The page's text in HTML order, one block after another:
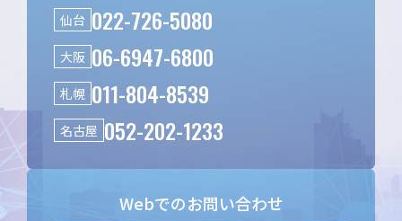
仙台 022-726-5080
大阪 06-6947-6800
札幌 011-804-8539
名古屋 052-202-1233
Webでのお問い合わせ